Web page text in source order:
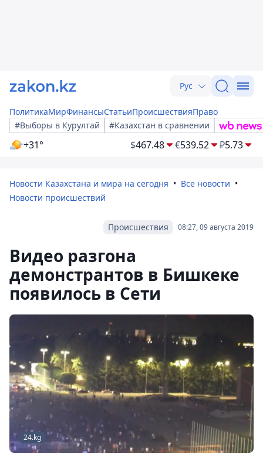
Рус
ПолитикаМирФинансыСтатьиПроисшествияПраво
#Выборы в Курултай
#Казахстан в сравнении
+31° $467.48 €539.52 ₽5.73
Новости Казахстана и мира на сегодня
Все новости
Новости происшествий
08:27, 09 августа 2019
Происшествия
Видео разгона
демонстрантов в Бишкеке
появилось в Сети
24.kg